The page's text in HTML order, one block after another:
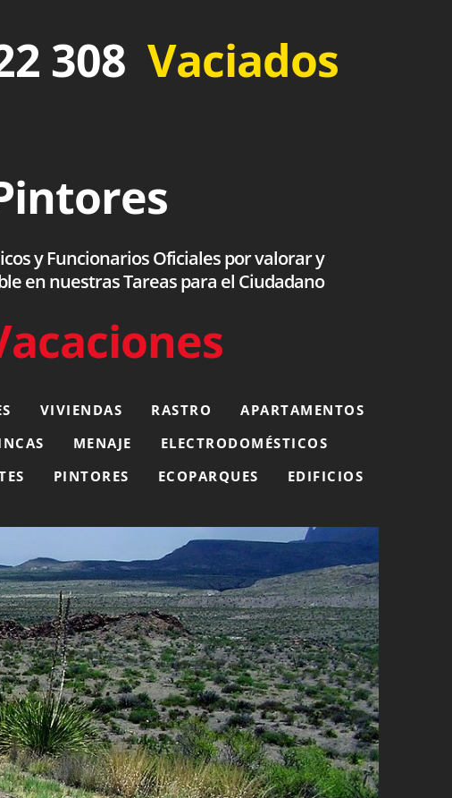
308 Vaciados
y Funcionarios Oficiales por valorar y
en nuestras Tareas para el Ciudadano
VIVIENDAS RASTRO
APARTAMENTOS
MENAJE
ELECTRODOMÉSTICOS
PINTORES ECOPARQUES EDIFICIOS